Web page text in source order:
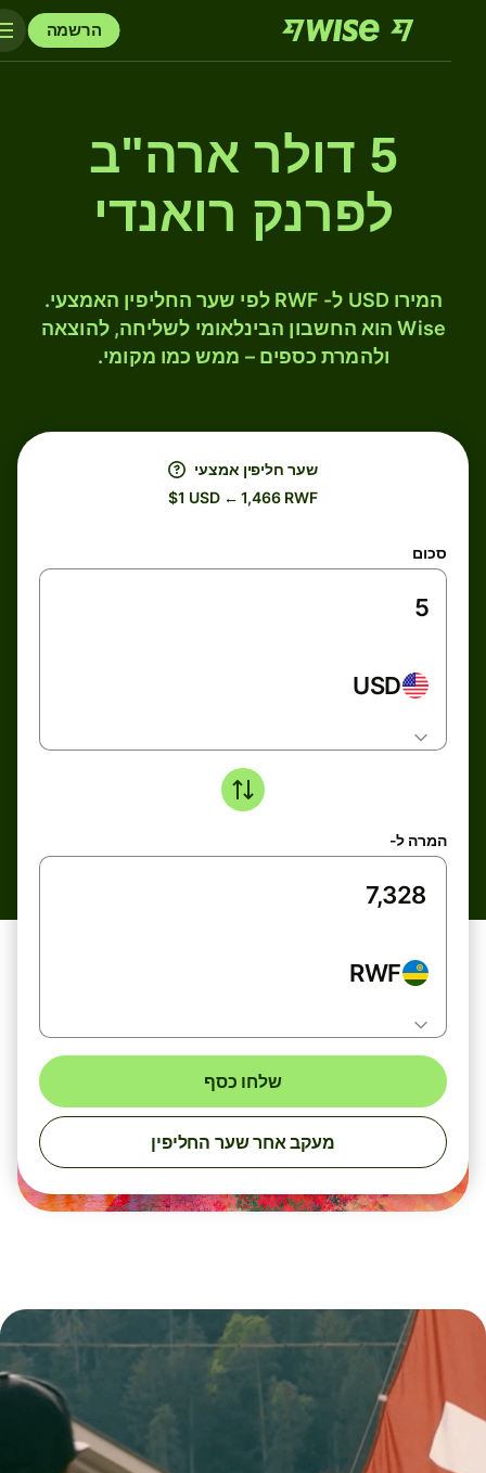
הרשמה
5 דולר ארה"ב
לפרנק רואנדי
המירו USD ל- RWF לפי שער החליפין האמצעי.
Wise הוא החשבון הבינלאומי לשליחה, להוצאה
ולהמרת כספים – ממש כמו מקומי.
שער חליפין אמצעי
$1 USD ← 1,466 RWF
סכום
USD
המרה ל-
RWF
שלחו כסף
מעקב אחר שער החליפין